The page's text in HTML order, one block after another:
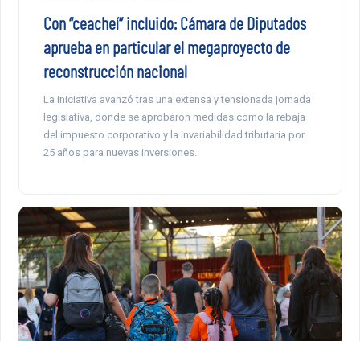
Con “ceacheí” incluido: Cámara de Diputados
aprueba en particular el megaproyecto de
reconstrucción nacional
La iniciativa avanzó tras una extensa y tensionada jornada
legislativa, donde se aprobaron medidas como la rebaja
del impuesto corporativo y la invariabilidad tributaria por
25 años para nuevas inversiones.